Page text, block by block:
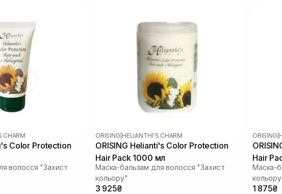
CHARM
Color Protection
волосся "Захист
ORISING HELIANTHI'S CHARM
ORISING Helianti's Color Protection
Hair Pack 1000 мл
Маска-бальзам для волосся "Захист
кольору"
3 925₴
ORISING
Hair
Маска-
1 875₴